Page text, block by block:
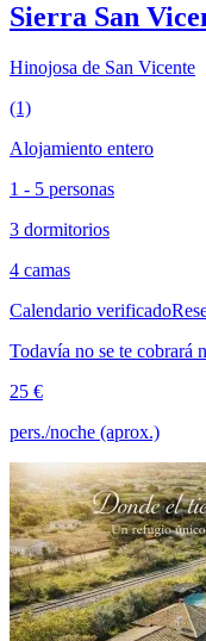
Sierra San
Hinojosa de San Vicente
(1)
Alojamiento entero
1 - 5 personas
3 dormitorios
4 camas
Calendario verificado
Todavía no se te cobrará
25 €
pers./noche (aprox.)